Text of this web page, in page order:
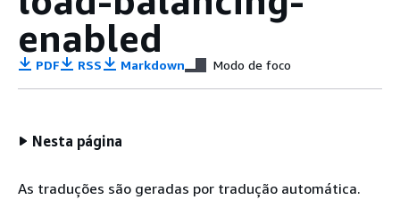
enabled
PDF RSS Markdown Modo de foco
Nesta página
As traduções são geradas por tradução automática.